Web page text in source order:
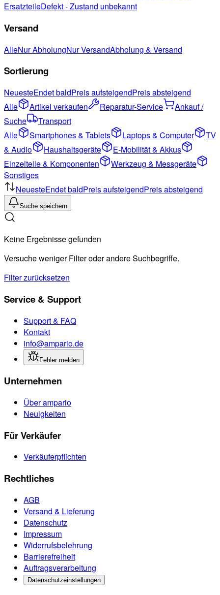
ErsatzteileDefekt - Zustand unbekannt
Versand
AlleNur AbholungNur VersandAbholung & Versand
Sortierung
NeuesteEndet baldPreis aufsteigendPreis absteigend
Alle
Artikel verkaufen Reparatur-Service
Ankauf /
Suche
Transport
Alle
Smartphones & Tablets Laptops & Computer
TV
& Audio
Haushaltsgeräte
E-Mobilität & Akkus
Einzelteile & Komponenten
Werkzeug & Messgeräte
Sonstiges
NeuesteEndet baldPreis aufsteigendPreis absteigend
Suche speichern
Keine Ergebnisse gefunden
Versuche weniger Filter oder andere Suchbegriffe.
Filter zurücksetzen
Service & Support
Support & FAQ
Kontakt
info@ampario.de
Fehler melden
Unternehmen
Über ampario
Neuigkeiten
Für Verkäufer
Verkäuferpflichten
Rechtliches
AGB
Versand & Lieferung
Datenschutz
Impressum
Widerrufsbelehrung
Barrierefreiheit
Auftragsverarbeitung
Datenschutzeinstellungen